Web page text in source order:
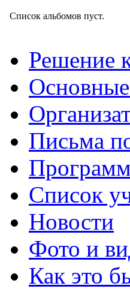
Список альбомов пуст.
Решение
Письма
Список
Новости
Фото и
Как это